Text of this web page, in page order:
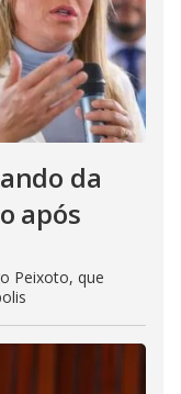
da
após
Peixoto, que